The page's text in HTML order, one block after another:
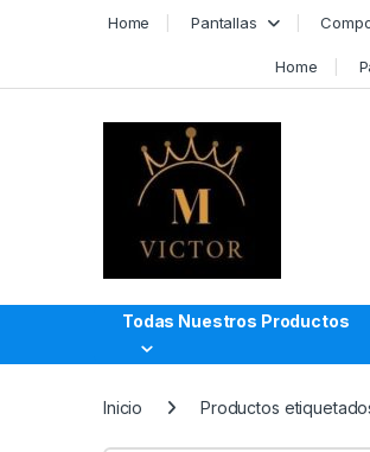
Home Pantallas
Home
Todas Nuestros Productos
Inicio Productos